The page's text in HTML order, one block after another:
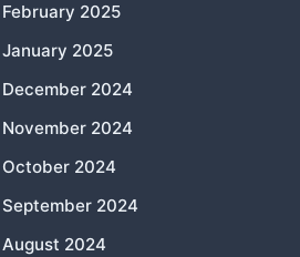
February 2025
January 2025
December 2024
November 2024
October 2024
September 2024
August 2024